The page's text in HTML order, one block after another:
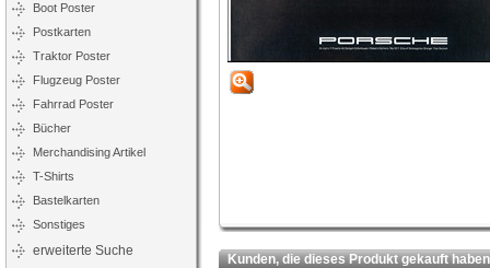
Boot Poster
Postkarten
Traktor Poster
Flugzeug Poster
Fahrrad Poster
Bücher
Merchandising Artikel
T-Shirts
Bastelkarten
Sonstiges
erweiterte Suche
Kunden, die dieses Produkt gekauft